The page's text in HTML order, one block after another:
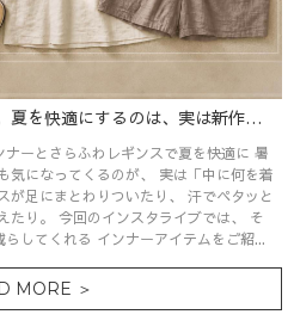
汗でペタッと張りつく季節に。夏を快適にするのは、実は新作のインナーパンツとレギンスかもしれません！
ーとさらふわレギンスで夏を快適に 暑
気になってくるのが、 実は「中に何を着
ブでは、 そ
してくれる インナーアイテムをご紹...
MORE ＞